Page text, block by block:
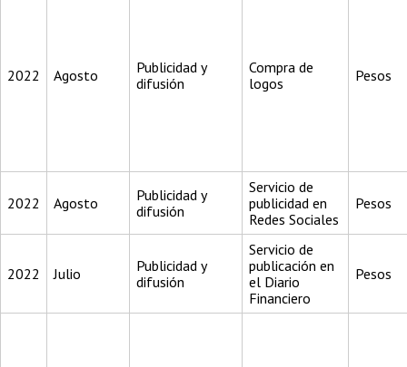
2022 Agosto
Publicidad y
difusión
Compra de
logos
Pesos
2022 Agosto
Publicidad y
difusión
Servicio de
publicidad en
Redes Sociales
Pesos
2022 Julio
Publicidad y
difusión
Servicio de
publicación en
el Diario
Financiero
Pesos